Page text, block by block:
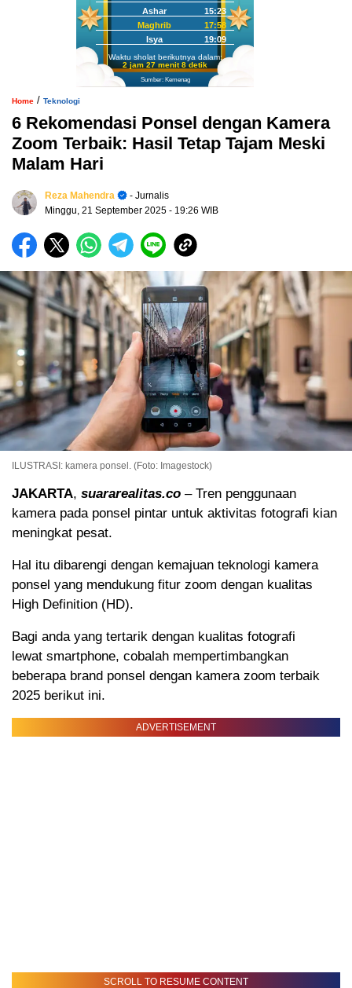
Ashar
15:23
Maghrib
17:58
Isya
19:09
Waktu sholat berikutnya dalam:
2 jam 27 menit 7 detik
Sumber: Kemenag
Home / Teknologi
6 Rekomendasi Ponsel dengan Kamera
Zoom Terbaik: Hasil Tetap Tajam Meski
Malam Hari
Reza Mahendra
- Jurnalis
Minggu, 21 September 2025 - 19:26 WIB
ILUSTRASI: kamera ponsel. (Foto: Imagestock)
JAKARTA, suararealitas.co – Tren penggunaan
kamera pada ponsel pintar untuk aktivitas fotografi kian
meningkat pesat.
Hal itu dibarengi dengan kemajuan teknologi kamera
ponsel yang mendukung fitur zoom dengan kualitas
High Definition (HD).
Bagi anda yang tertarik dengan kualitas fotografi
lewat smartphone, cobalah mempertimbangkan
beberapa brand ponsel dengan kamera zoom terbaik
2025 berikut ini.
ADVERTISEMENT
SCROLL TO RESUME CONTENT